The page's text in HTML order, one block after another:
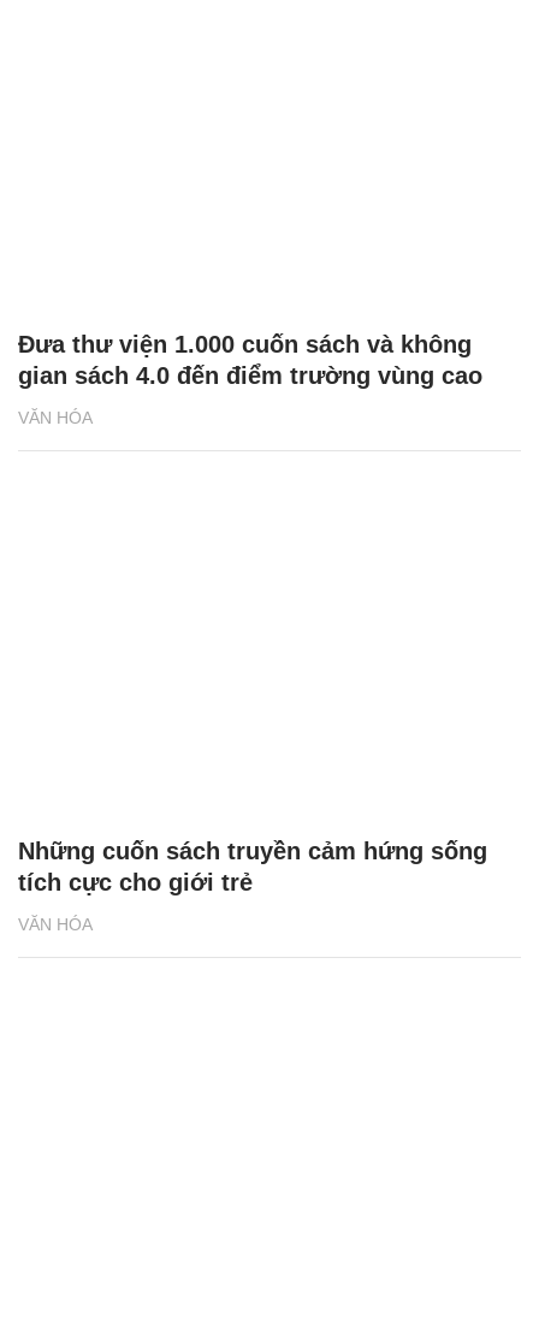
VĂN HÓA
Đưa thư viện 1.000 cuốn sách và không
gian sách 4.0 đến điểm trường vùng cao
VĂN HÓA
Những cuốn sách truyền cảm hứng sống
tích cực cho giới trẻ